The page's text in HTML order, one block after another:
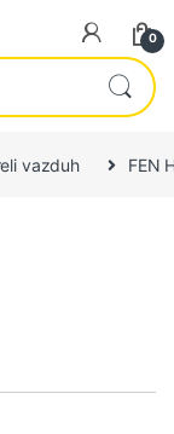
0
vazduh FEN